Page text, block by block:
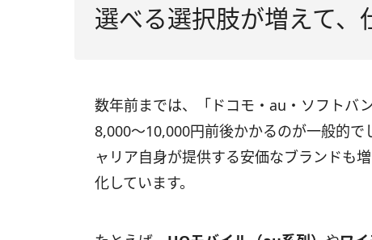
選べる選択肢が増えて、
数年前までは、「ドコモ・au・ソフトバ
8,000〜10,000円前後かかるのが一般的
ャリア自身が提供する安価なブランドも
化しています。